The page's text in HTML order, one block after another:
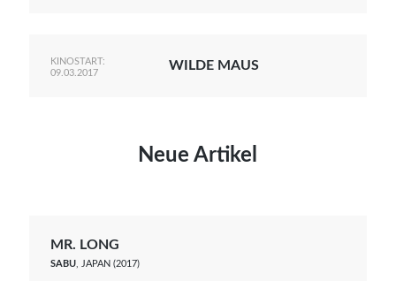
KINOSTART:
09.03.2017
WILDE MAUS
Neue Artikel
MR. LONG
SABU, JAPAN (2017)